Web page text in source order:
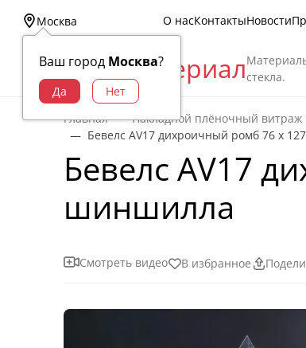
Москва
Ваш город Москва?
О насКонтактыНовости
Витраж Материалстекла.
Главная Накладной плёночный витраж
Бевелс AV17 дихроичный ромб 76 х
Бевелс AV17
шиншилла
Смотреть видео В избранное